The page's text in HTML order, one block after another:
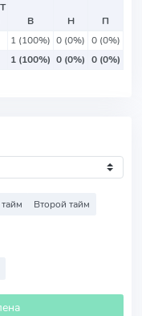
В Н
П
1 (100%) 0 (0%) 0 (0%)
1 (100%) 0 (0%) 0 (0%)
Второй тайм